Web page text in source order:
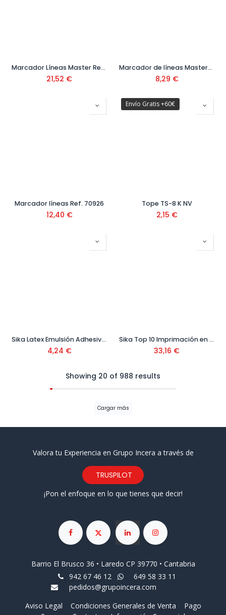
Marcador Líneas Master Ref. 70928
21,52 €
Marcador de líneas Master-N Ref. 75925
8,29 €
Marcador líneas Ref. 70926
12,40 €
Envío Gratis +60€
Tope TS-8 K NV
2,15 €
Sika Latex Emulsión Adhesiva para Mortero
4,24 €
Sika Top 10 Imprimación en Base Agua 5 Kg
33,16 €
Showing 20 of 988 results
Cargar más
Valora tu Experiencia en Grupo Incera a través de
TRUSPILOT
¡Pon el enfoque en lo que tienes que decir!
Barrio El Brusco 36 • Laredo CP 39770 • Cantabria
942 67 46 12
649 58 33 11
pedidos@grupoincera.com
Aviso Legal
Condiciones Generales de Venta
Pago